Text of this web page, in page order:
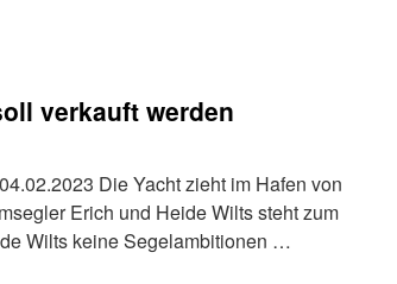
verkauft werden
Die Yacht zieht im Hafen von
Erich und Heide Wilts steht zum
Wilts keine Segelambitionen …